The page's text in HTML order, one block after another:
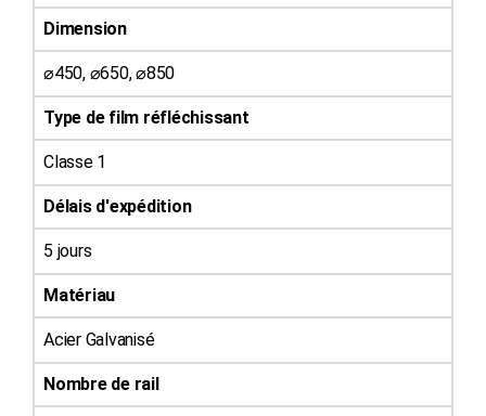
Dimension
⌀450, ⌀650, ⌀850
Type de film réfléchissant
Classe 1
Délais d'expédition
5 jours
Matériau
Acier Galvanisé
Nombre de rail